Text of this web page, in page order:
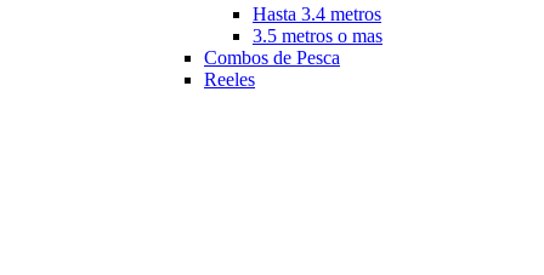
Hasta 3.4 metros
3.5 metros o mas
Combos de Pesca
Reeles